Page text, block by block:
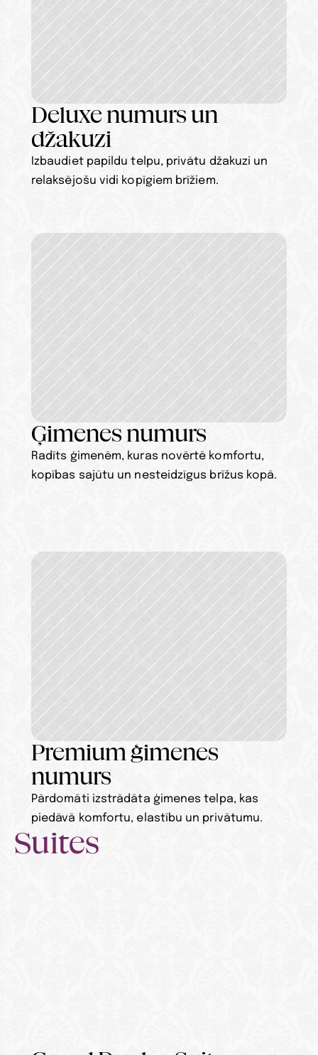
Deluxe numurs un
džakuzi
Izbaudiet papildu telpu, privātu džakuzi un
relaksējošu vidi kopīgiem brīžiem.
Ģimenes numurs
Radīts ģimenēm, kuras novērtē komfortu,
kopības sajūtu un nesteidzīgus brīžus kopā.
Premium ģimenes
numurs
Pārdomāti izstrādāta ģimenes telpa, kas
piedāvā komfortu, elastību un privātumu.
Suites